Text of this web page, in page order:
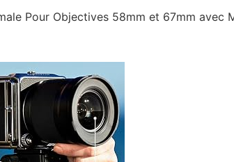
Pour Objectives 58mm et 67mm avec